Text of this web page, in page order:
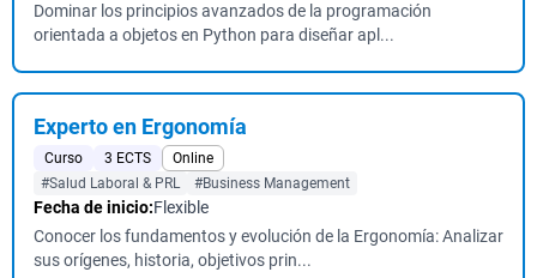
Dominar los principios avanzados de la programación
orientada a objetos en Python para diseñar apl...
Experto en Ergonomía
Curso 3 ECTS
Online
#Salud Laboral & PRL
#Business Management
Fecha de inicio:Flexible
Conocer los fundamentos y evolución de la Ergonomía: Analizar
sus orígenes, historia, objetivos prin...